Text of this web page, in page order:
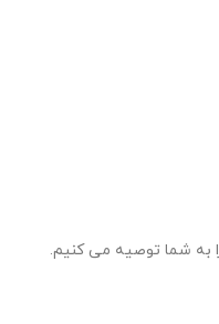
به شما توصیه می کنیم.